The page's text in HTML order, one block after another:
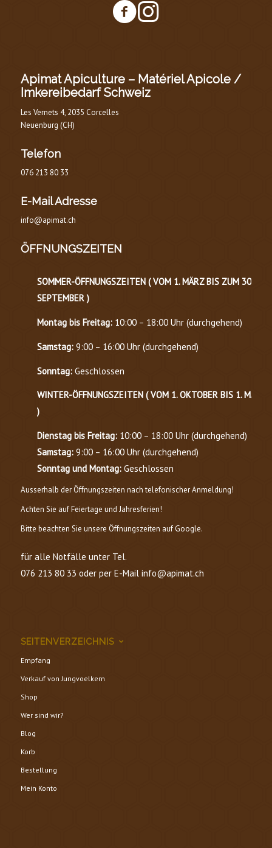
Apimat Apiculture – Matériel Apicole /
Imkereibedarf Schweiz
Les Vernets 4, 2035 Corcelles
Neuenburg (CH)
Telefon
076 213 80 33
E-Mail Adresse
info@apimat.ch
ÖFFNUNGSZEITEN
SOMMER-ÖFFNUNGSZEITEN (VOM 1. MÄRZ BIS ZUM 30.
SEPTEMBER)
Montag bis Freitag:10:00 – 18:00 Uhr (durchgehend)
Samstag:9:00 – 16:00 Uhr (durchgehend)
Sonntag:Geschlossen
WINTER-ÖFFNUNGSZEITEN ( VOM 1. OKTOBER BIS 1. MÄRZ
)
Dienstag bis Freitag:10:00 – 18:00 Uhr (durchgehend)
Samstag:9:00 – 16:00 Uhr (durchgehend)
Sonntag und Montag:Geschlossen
Ausserhalb der Öffnungszeiten nach telefonischer Anmeldung!
Achten Sie auf Feiertage und Jahresferien!
Bitte beachten Sie unsere Öffnungszeiten auf Google.
für alle Notfälle unter Tel.
076 213 80 33 oder per E-Mail info@apimat.ch
SEITENVERZEICHNIS
Empfang
Verkauf von Jungvoelkern
Shop
Wer sind wir?
Blog
Korb
Bestellung
Mein Konto